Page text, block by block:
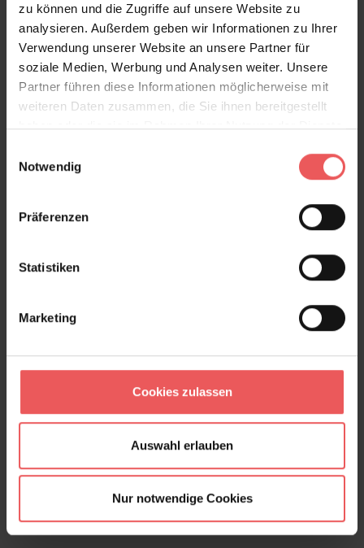
zu können und die Zugriffe auf unsere Website zu
analysieren. Außerdem geben wir Informationen zu Ihrer
Verwendung unserer Website an unsere Partner für
soziale Medien, Werbung und Analysen weiter. Unsere
Partner führen diese Informationen möglicherweise mit
weiteren Daten zusammen, die Sie ihnen bereitgestellt
haben oder die sie im Rahmen Ihrer Nutzung der Dienste
Notwendig
Präferenzen
Statistiken
Marketing
Cookies zulassen
Auswahl erlauben
Nur notwendige Cookies